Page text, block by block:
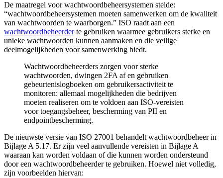
De maatregel voor wachtwoordbeheersystemen stelde:
“wachtwoordbeheersystemen moeten samenwerken om de kwaliteit
van wachtwoorden te waarborgen.” ISO raadt aan een
wachtwoordbeheerderte gebruiken waarmee gebruikers sterke en
unieke wachtwoorden kunnen aanmaken en die veilige
deelmogelijkheden voor samenwerking biedt.
Wachtwoordbeheerders zorgen voor sterke
wachtwoorden, dwingen 2FA af en gebruiken
gebeurtenislogboeken om gebruikersactiviteit te
monitoren: allemaal mogelijkheden die bedrijven
moeten realiseren om te voldoen aan ISO-vereisten
voor toegangsbeheer, bescherming van PII en
endpointbescherming.
De nieuwste versie van ISO 27001 behandelt wachtwoordbeheer in
Bijlage A 5.17. Er zijn veel aanvullende vereisten in Bijlage A
waaraan kan worden voldaan of die kunnen worden ondersteund
door een wachtwoordbeheerder te gebruiken. Hoewel niet volledig,
zijn voorbeelden hiervan: